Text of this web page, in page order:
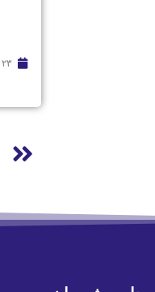
۲۳ بهمن ۱۴۰۰